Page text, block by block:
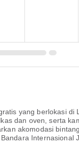
yang berlokasi
dan oven, serta
akomodasi
Internasional